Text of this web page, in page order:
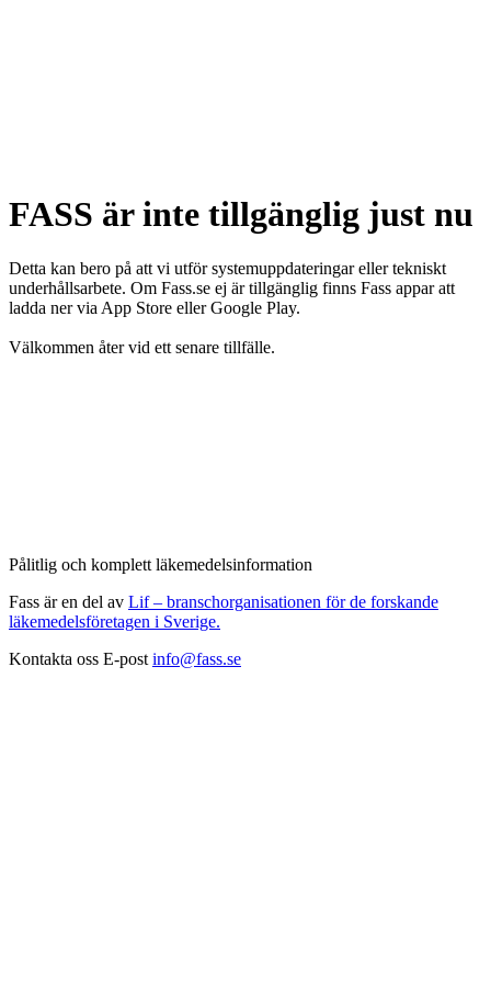
FASS är inte tillgänglig just nu
Detta kan bero på att vi utför systemuppdateringar eller tekniskt
underhållsarbete. Om Fass.se ej är tillgänglig finns Fass appar att
ladda ner via App Store eller Google Play.
Välkommen åter vid ett senare tillfälle.
Pålitlig och komplett läkemedelsinformation
Fass är en del av Lif – branschorganisationen för de forskande
läkemedelsföretagen i Sverige.
Kontakta oss E-post info@fass.se